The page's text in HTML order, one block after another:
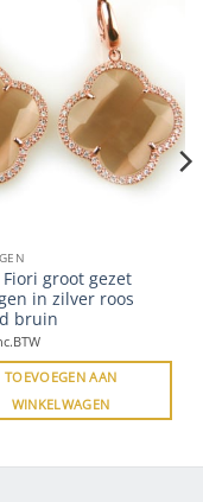
groot gezet
in zilver roos
bruin
TOEVOEGEN AAN
WINKELWAGEN